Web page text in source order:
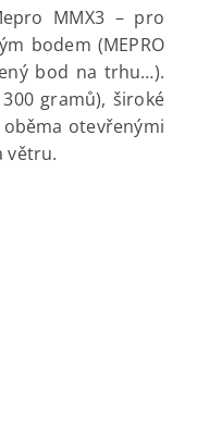
MMX3 – pro
bodem (MEPRO
bod na trhu…).
gramů), široké
otevřenými
větru.